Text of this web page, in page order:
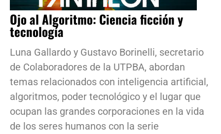
Ojo al Algoritmo: Ciencia ficción y
tecnología
Luna Gallardo y Gustavo Borinelli, secretario
de Colaboradores de la UTPBA, abordan
temas relacionados con inteligencia artificial,
algoritmos, poder tecnológico y el lugar que
ocupan las grandes corporaciones en la vida
de los seres humanos con la serie